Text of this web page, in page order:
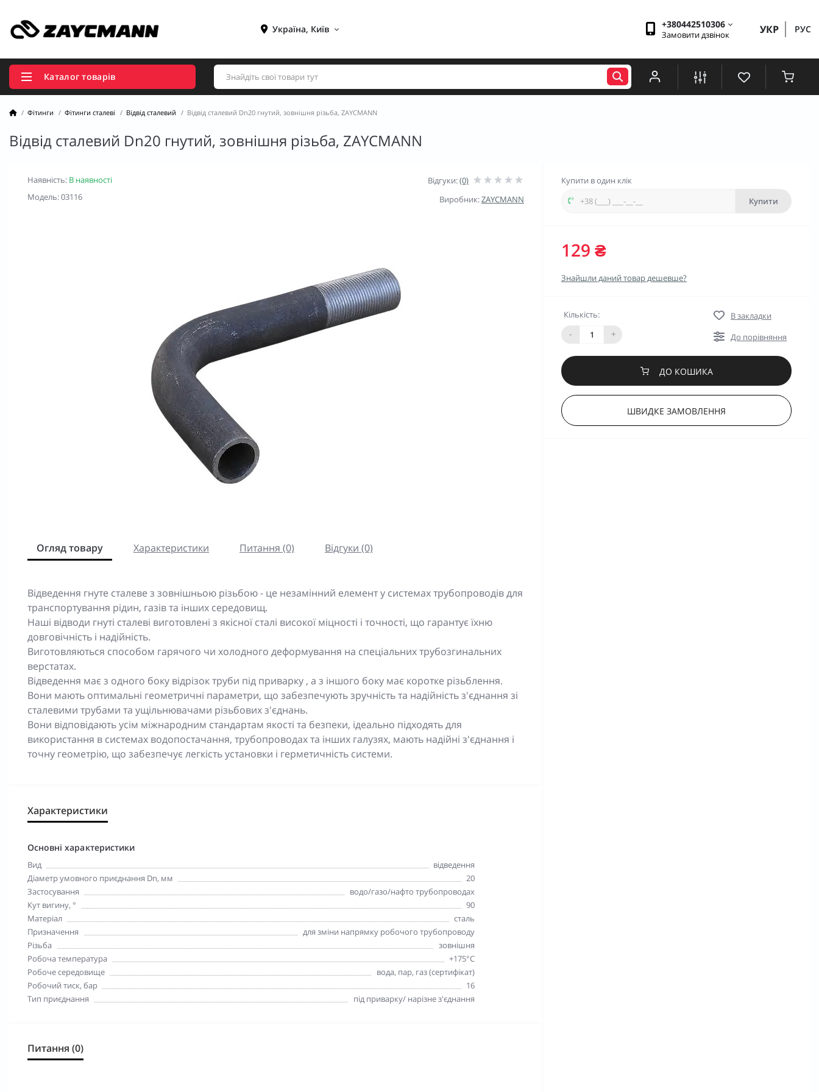
Україна, Київ +380442510306
Замовити дзвінок УКР РУС
Каталог товарів
Фітинги Фітинги сталеві Відвід сталевий Відвід сталевий Dn20 гнутий, зовнішня різьба, ZAYCMANN
Відвід сталевий Dn20 гнутий, зовнішня різьба, ZAYCMANN
Наявність: В наявності
Модель: 03116
Відгуки:(0)
Виробник:ZAYCMANN
Огляд товару Характеристики Питання (0) Відгуки (0)
Відведення гнуте сталеве з зовнішньою різьбою - це незамінний елемент у системах трубопроводів для
транспортування рідин, газів та інших середовищ.
Наші відводи гнуті сталеві виготовлені з якісної сталі високої міцності і точності, що гарантує їхню
довговічність і надійність.
Виготовляються способом гарячого чи холодного деформування на спеціальних трубозгинальних
верстатах.
Відведення має з одного боку відрізок труби під приварку , а з іншого боку має коротке різьблення.
Вони мають оптимальні геометричні параметри, що забезпечують зручність та надійність з'єднання зі
сталевими трубами та ущільнювачами різьбових з'єднань.
Вони відповідають усім міжнародним стандартам якості та безпеки, ідеально підходять для
використання в системах водопостачання, трубопроводах та інших галузях, мають надійні з'єднання і
точну геометрію, що забезпечує легкість установки і герметичність системи.
Характеристики
Основні характеристики
Вид
відведення
Діаметр умовного приєднання Dn, мм
20
Застосування
водо/газо/нафто трубопроводах
Кут вигину, °
90
Матеріал
сталь
Призначення
для зміни напрямку робочого трубопроводу
Різьба
зовнішня
Робоча температура
+175°C
Робоче середовище
вода, пар, газ (сертифікат)
Робочий тиск, бар
16
Тип приєднання
під приварку/ нарізне з'єднання
Питання (0)
Купити в один клік
Купити
129 ₴
Знайшли даний товар дешевше?
Кількість:
-
+
В закладки
До порівняння
ДО КОШИКА
ШВИДКЕ ЗАМОВЛЕННЯ